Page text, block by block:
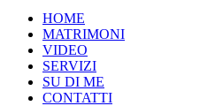
HOME
MATRIMONI
VIDEO
SERVIZI
SU DI ME
CONTATTI